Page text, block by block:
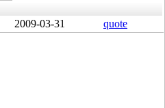
2009-03-31 quote